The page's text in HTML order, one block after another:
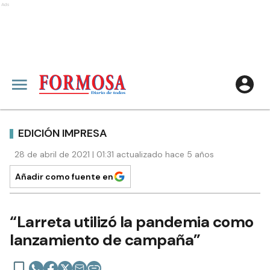
Ads
EDICIÓN IMPRESA
28 de abril de 2021 | 01:31 actualizado hace 5 años
Añadir como fuente en
“Larreta utilizó la pandemia como
lanzamiento de campaña”